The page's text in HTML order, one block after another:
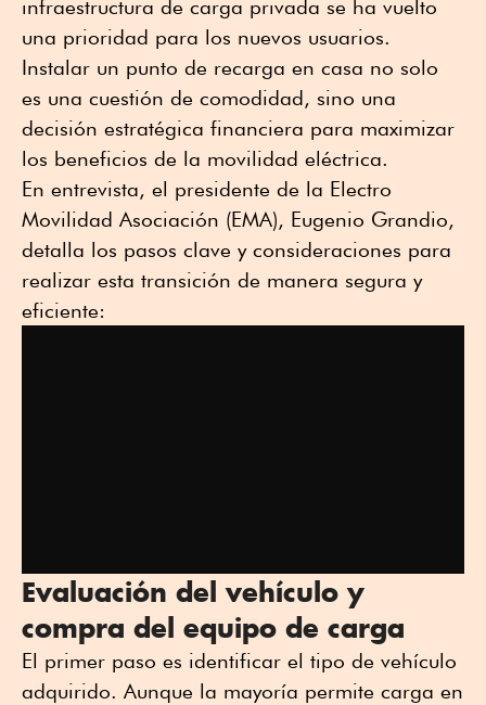
infraestructura de carga privada se ha vuelto
una prioridad para los nuevos usuarios.
Instalar un punto de recarga en casa no solo
es una cuestión de comodidad, sino una
decisión estratégica financiera para maximizar
los beneficios de la movilidad eléctrica.
En entrevista, el presidente de la Electro
Movilidad Asociación (EMA), Eugenio Grandio,
detalla los pasos clave y consideraciones para
realizar esta transición de manera segura y
eficiente:
Evaluación del vehículo y
compra del equipo de carga
El primer paso es identificar el tipo de vehículo
adquirido. Aunque la mayoría permite carga en